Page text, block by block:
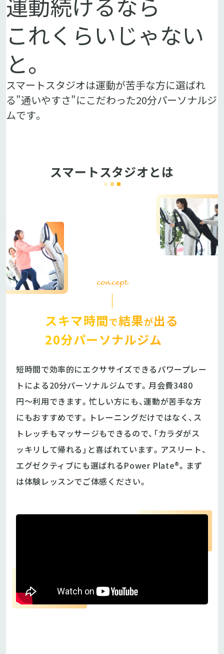
これくらいじゃない
と。
スマートスタジオは運動が苦手な方に選ばれ
る"通いやすさ"にこだわった20分パーソナルジ
ムです。
スマートスタジオとは
concept
スキマ時間で結果が出る
20分パーソナルジム
短時間で効率的にエクササイズできるパワープレー
トによる20分パーソナルジムです。月会費3480
円〜利用できます。忙しい方にも、運動が苦手な方
にもおすすめです。トレーニングだけではなく、ス
トレッチもマッサージもできるので、「カラダがス
ッキリして帰れる」と喜ばれています。アスリート、
エグゼクティブにも選ばれるPower Plate®。まず
は体験レッスンでご体感ください。